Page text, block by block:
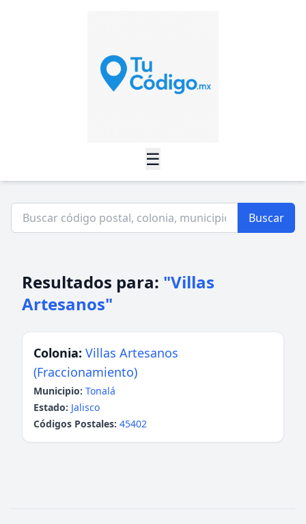
☰
Buscar
Resultados para: "Villas
Artesanos"
Colonia: Villas Artesanos
(Fraccionamiento)
Municipio: Tonalá
Estado: Jalisco
Códigos Postales: 45402